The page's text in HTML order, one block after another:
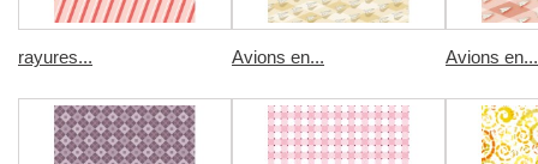
rayures... Avions en... Avions en...